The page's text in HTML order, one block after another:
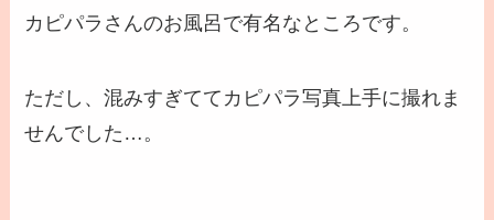
カピパラさんのお風呂で有名なところです。
ただし、混みすぎててカピパラ写真上手に撮れま
せんでした…。